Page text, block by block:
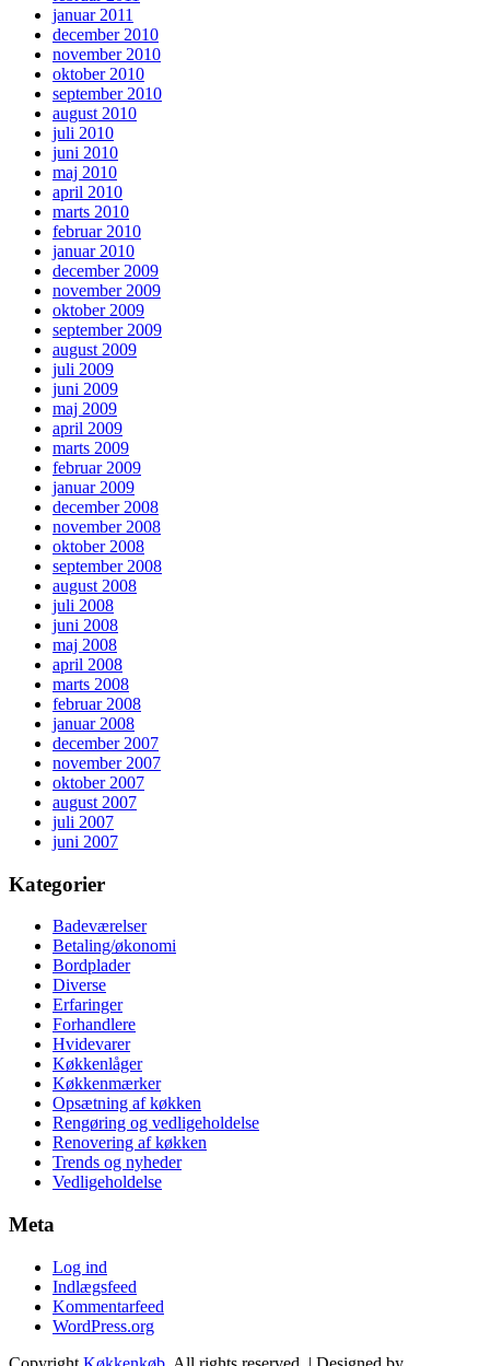
januar 2011
december 2010
november 2010
oktober 2010
september 2010
august 2010
juli 2010
juni 2010
maj 2010
april 2010
marts 2010
februar 2010
januar 2010
december 2009
november 2009
oktober 2009
september 2009
august 2009
juli 2009
juni 2009
maj 2009
april 2009
marts 2009
februar 2009
januar 2009
december 2008
november 2008
oktober 2008
september 2008
august 2008
juli 2008
juni 2008
maj 2008
april 2008
marts 2008
februar 2008
januar 2008
december 2007
november 2007
oktober 2007
august 2007
juli 2007
juni 2007
Kategorier
Badeværelser
Betaling/økonomi
Bordplader
Diverse
Erfaringer
Forhandlere
Hvidevarer
Køkkenlåger
Køkkenmærker
Opsætning af køkken
Rengøring og vedligeholdelse
Renovering af køkken
Trends og nyheder
Vedligeholdelse
Meta
Log ind
Indlægsfeed
Kommentarfeed
WordPress.org